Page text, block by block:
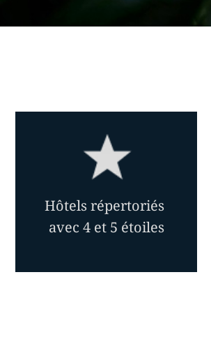
Hôtels répertoriés
avec 4 et 5 étoiles